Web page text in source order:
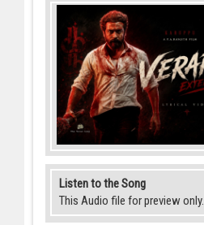
Listen to the Song
This Audio file for preview only.